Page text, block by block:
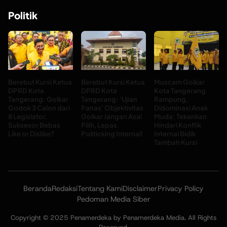
Politik
Berebut Kursi Ketua
DPRD Kota
Tangerang: Golkar
Godok 3 Calon dari
8 Legislator,
Suksesor Bebas
Like or Dislike?
Berebut Kursi Ketua
DPRD Kota
Tangerang: ‘Ujian
Panas’ Objektivitas
Golkar Jangan Asal
Pilih, Lepas
Politicking Internal!
Muscam Golkar
Kota Tangerang
Rampung,
Didominasi Anak
Muda: Tekankan
Hindari Konflik
Internal Bidik
Tambah Kursi
BerandaRedaksiTentang KamiDisclaimerPrivacy Policy
Pedoman Media Siber
Copyright © 2025 Penamerdeka by Penamerdeka Media. All Rights